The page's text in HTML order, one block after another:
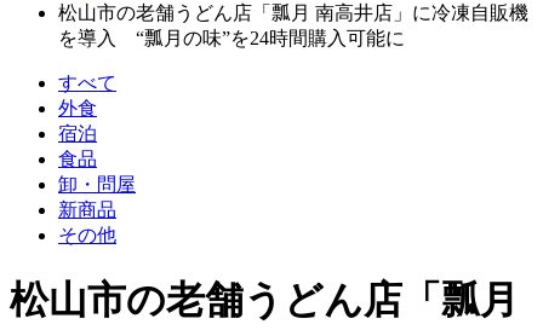
松山市の老舗うどん店「瓢月 南高井店」に冷凍自販機
を導入 “瓢月の味”を24時間購入可能に
すべて
外食
宿泊
食品
卸・問屋
新商品
その他
松山市の老舗うどん店「瓢月